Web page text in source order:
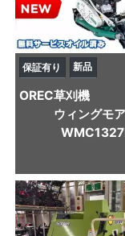
保証有り 新品
OREC草刈機
ウィングモ